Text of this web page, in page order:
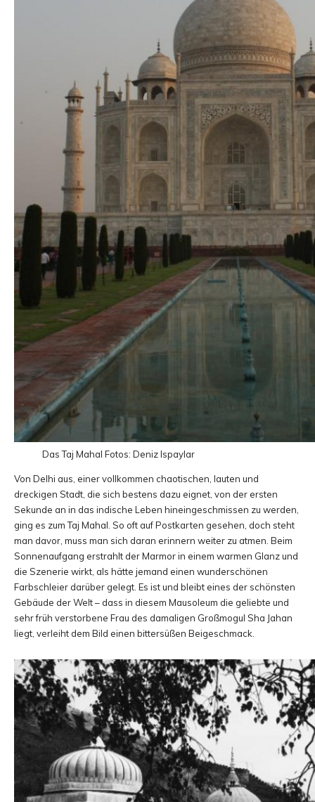
Das Taj Mahal Fotos: Deniz Ispaylar
Von Delhi aus, einer vollkommen chaotischen, lauten und
dreckigen Stadt, die sich bestens dazu eignet, von der ersten
Sekunde an in das indische Leben hineingeschmissen zu werden,
ging es zum Taj Mahal. So oft auf Postkarten gesehen, doch steht
man davor, muss man sich daran erinnern weiter zu atmen. Beim
Sonnenaufgang erstrahlt der Marmor in einem warmen Glanz und
die Szenerie wirkt, als hätte jemand einen wunderschönen
Farbschleier darüber gelegt. Es ist und bleibt eines der schönsten
Gebäude der Welt – dass in diesem Mausoleum die geliebte und
sehr früh verstorbene Frau des damaligen Großmogul Sha Jahan
liegt, verleiht dem Bild einen bittersüßen Beigeschmack.